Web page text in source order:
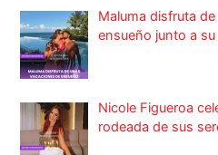
Maluma disfruta
ensueño junto a su
Nicole Figueroa
rodeada de sus